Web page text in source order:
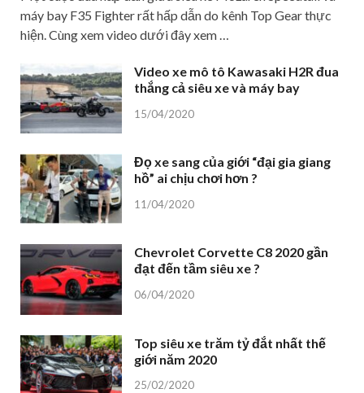
máy bay F35 Fighter rất hấp dẫn do kênh Top Gear thực
hiện. Cùng xem video dưới đây xem …
Video xe mô tô Kawasaki H2R đua
thắng cả siêu xe và máy bay
15/04/2020
Đọ xe sang của giới “đại gia giang
hồ” ai chịu chơi hơn ?
11/04/2020
Chevrolet Corvette C8 2020 gần
đạt đến tầm siêu xe ?
06/04/2020
Top siêu xe trăm tỷ đắt nhất thế
giới năm 2020
25/02/2020